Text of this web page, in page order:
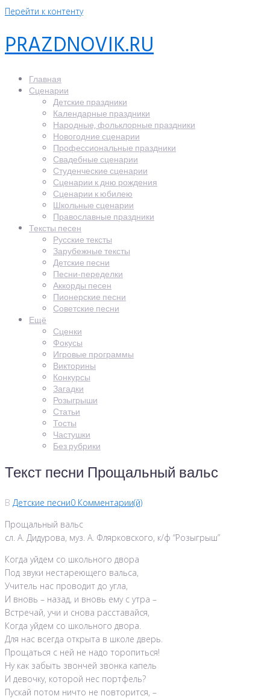
Перейти к контенту
PRAZDNOVIK.RU
Главная
Сценарии
Детские праздники
Календарные праздники
Народные, фольклорные праздники
Новогодние сценарии
Профессиональные праздники
Свадебные сценарии
Студенческие сценарии
Сценарии к дню рождения
Сценарии к юбилею
Школьные сценарии
Православные праздники
Тексты песен
Русские тексты
Зарубежные тексты
Детские песни
Песни-переделки
Аккорды песен
Пионерские песни
Советские песни
Ещё
Сценки
Фокусы
Игровые программы
Викторины
Конкурсы
Загадки
Розыгрыши
Статьи
Тосты
Частушки
Без рубрики
Текст песни Прощальный вальс
В Детские песни0 Комментарии(й)
Прощальный вальс
сл. А. Дидурова, муз. А. Флярковского, к/ф “Розыгрыш”
Когда уйдем со школьного двора
Под звуки нестареющего вальса,
Учитель нас проводит до угла,
И вновь – назад, и вновь ему с утра –
Встречай, учи и снова расставайся,
Когда уйдем со школьного двора.
Для нас всегда открыта в школе дверь.
Прощаться с ней не надо торопиться!
Ну как забыть звончей звонка капель
И девочку, которой нес портфель?
Пускай потом ничто не повторится, –